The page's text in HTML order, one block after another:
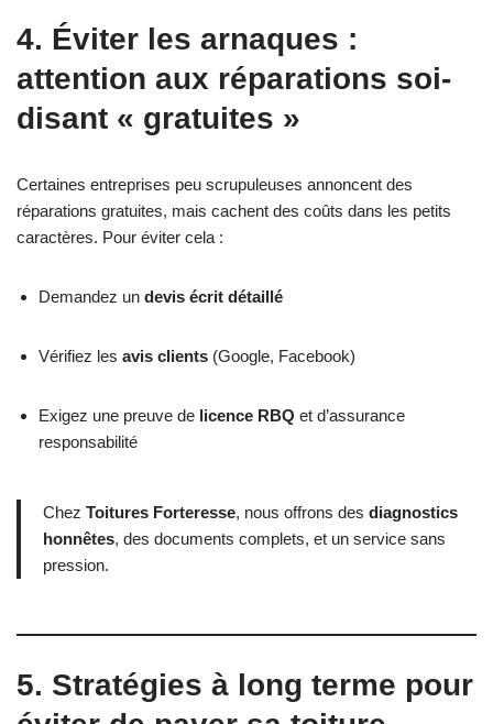
4. Éviter les arnaques :
attention aux réparations soi-
disant « gratuites »
Certaines entreprises peu scrupuleuses annoncent des
réparations gratuites, mais cachent des coûts dans les petits
caractères. Pour éviter cela :
Demandez un devis écrit détaillé
Vérifiez les avis clients (Google, Facebook)
Exigez une preuve de licence RBQ et d’assurance
responsabilité
Chez Toitures Forteresse, nous offrons des diagnostics
honnêtes, des documents complets, et un service sans
pression.
5. Stratégies à long terme pour